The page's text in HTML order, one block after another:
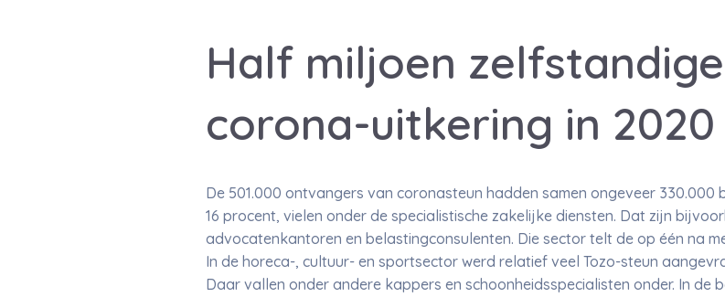
Half miljoen
corona-uitkering in 2020
De 501.000 ontvangers van coronasteun hadden samen ongeveer 330.000
16 procent, vielen onder de specialistische zakelijke diensten. Dat zijn
advocatenkantoren en belastingconsulenten. Die sector telt de op één na
In de horeca-, cultuur- en sportsector werd relatief veel Tozo-steun
Daar vallen onder andere kappers en schoonheidsspecialisten onder. In de